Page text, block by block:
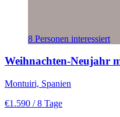
8 Personen interessiert
Weihnachten-Neujahr
Montuiri, Spanien
€1.590 / 8 Tage